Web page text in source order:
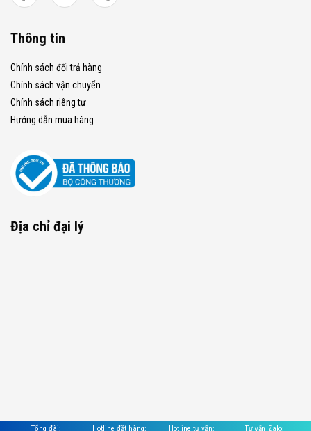
Thông tin
Chính sách đổi trả hàng
Chính sách vận chuyển
Chính sách riêng tư
Hướng dẫn mua hàng
Địa chỉ đại lý
Tổng đài: Hotline đặt hàng: Hotline tư vấn: Tư vấn Zalo: